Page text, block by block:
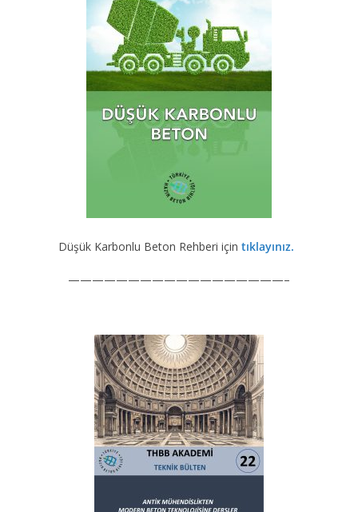
Düşük Karbonlu Beton Rehberi için tıklayınız.
——————————————————–